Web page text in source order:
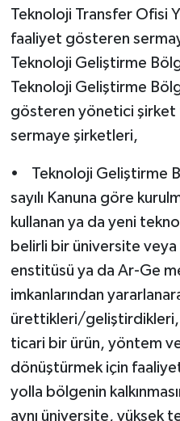
Teknoloji Transfer Ofisi
faaliyet gösteren
Teknoloji Geliştirme
Teknoloji Geliştirme
gösteren yönetici şirket
sermaye şirketleri,
• Teknoloji Geliştirme
sayılı Kanuna göre
kullanan ya da yeni
belirli bir üniversite
enstitüsü ya da Ar-Ge
imkanlarından
ürettikleri/geliştirdikleri,
ticari bir ürün, yöntem
dönüştürmek için
yolla bölgenin
aynı üniversite, yüksek